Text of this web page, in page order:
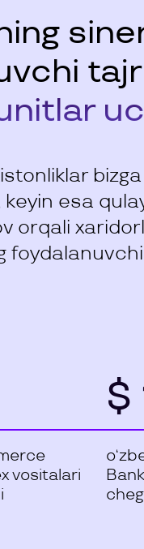
esa
orqali
vositalari
$